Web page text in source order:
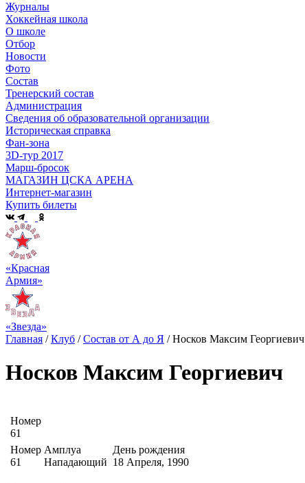
Журналы
Хоккейная школа
О школе
Отбор
Новости
Фото
Состав
Тренерский состав
Администрация
Сведения об образовательной организации
Историческая справка
Фан-зона
3D-тур 2017
Марш-бросок
МАГАЗИН ЦСКА АРЕНА
Интернет-магазин
Купить билеты
«Красная
Армия»
«Звезда»
Главная /Клуб /Состав от А до Я /Носков Максим Георгиевич
Носков Максим Георгиевич
Номер
61
Номер
61
Амплуа
Нападающий
День рождения
18 Апреля, 1990